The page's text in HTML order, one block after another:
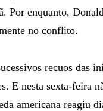
Por enquanto,
no conflito.
recuos das
E nesta sexta-feira
americana reagiu